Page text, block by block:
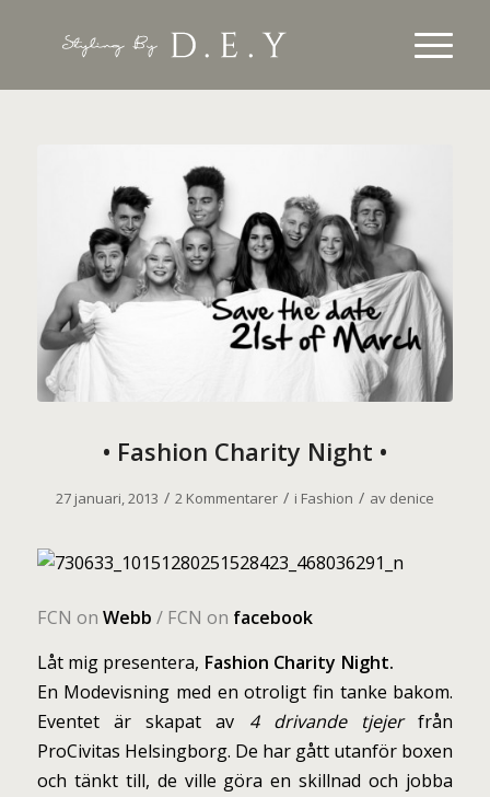
• Fashion Charity Night •
27 januari, 2013 / 2 Kommentarer / i Fashion / av denice
FCN on Webb / FCN on facebook
Låt mig presentera, Fashion Charity Night.
En Modevisning med en otroligt fin tanke bakom.
Eventet är skapat av 4 drivande tjejerfrån
ProCivitas Helsingborg. De har gått utanför boxen
och tänkt till, de ville göra en skillnad och jobba